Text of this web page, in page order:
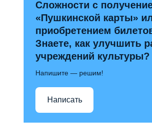
Сложности с
«Пушкинской карты»
приобретением
Знаете, как улучшить
учреждений культуры?
Напишите — решим!
Написать